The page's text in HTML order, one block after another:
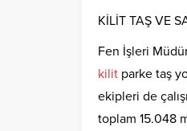
KİLİT TAŞ VE
Fen İşleri
kilit parke taş
ekipleri de
toplam 15.048